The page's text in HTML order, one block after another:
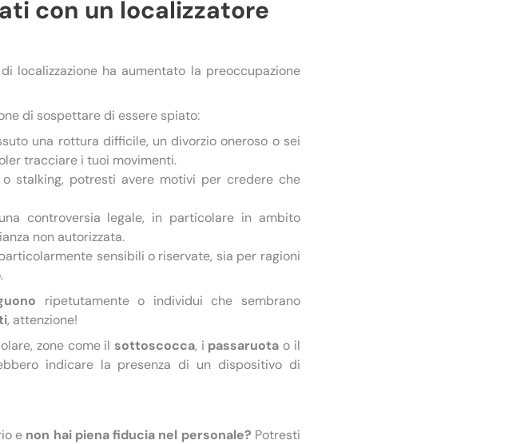
con un localizzatore
localizzazione ha aumentato la preoccupazione
di sospettare di essere spiato:
una rottura difficile, un divorzio oneroso o sei
tracciare i tuoi movimenti.
stalking, potresti avere motivi per credere che
controversia legale, in particolare in ambito
non autorizzata.
sensibili o riservate, sia per ragioni
ripetutamente o individui che sembrano
, attenzione!
zone come il sottoscocca, i passaruota o il
indicare la presenza di un dispositivo di
e non hai piena fiducia nel personale? Potresti